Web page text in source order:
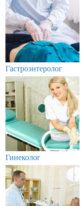
Гастроэнтеролог
Гинеколог